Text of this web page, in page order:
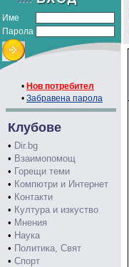
Име
Парола
• Нов потребител
• Забравена парола
Клубове
• Dir.bg
• Взаимопомощ
• Горещи теми
• Компютри и Интернет
• Контакти
• Култура и изкуство
• Мнения
• Наука
• Политика, Свят
• Спорт